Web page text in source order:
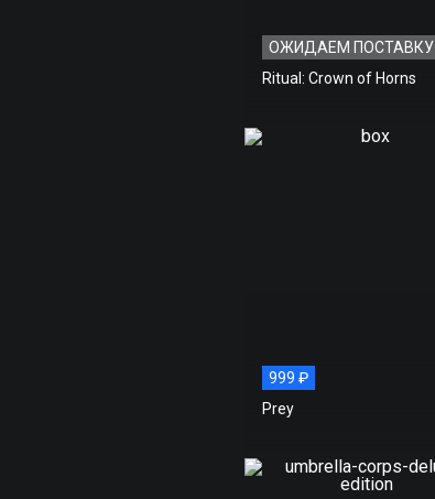
ОЖИДАЕМ ПОСТАВКУ
Ritual: Crown of Horns
999 ₽
Prey